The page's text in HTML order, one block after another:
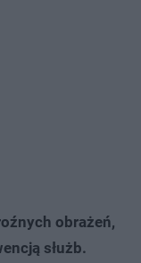
obrażeń,
służb.